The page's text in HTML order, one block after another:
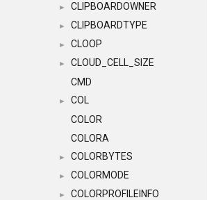
► CLIPBOARDOWNER
► CLIPBOARDTYPE
► CLOOP
►
CLOUD_CELL_SIZE
CMD
►
COL
COLOR
COLORA
► COLORBYTES
► COLORMODE
► COLORPROFILEINFO